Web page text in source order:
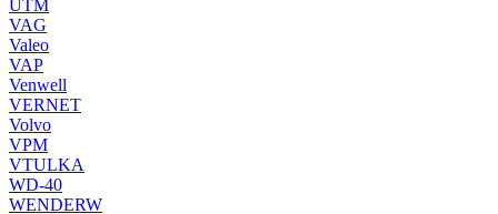
UTM
VAG
Valeo
VAP
Venwell
VERNET
Volvo
VPM
VTULKA
WD-40
WENDERW